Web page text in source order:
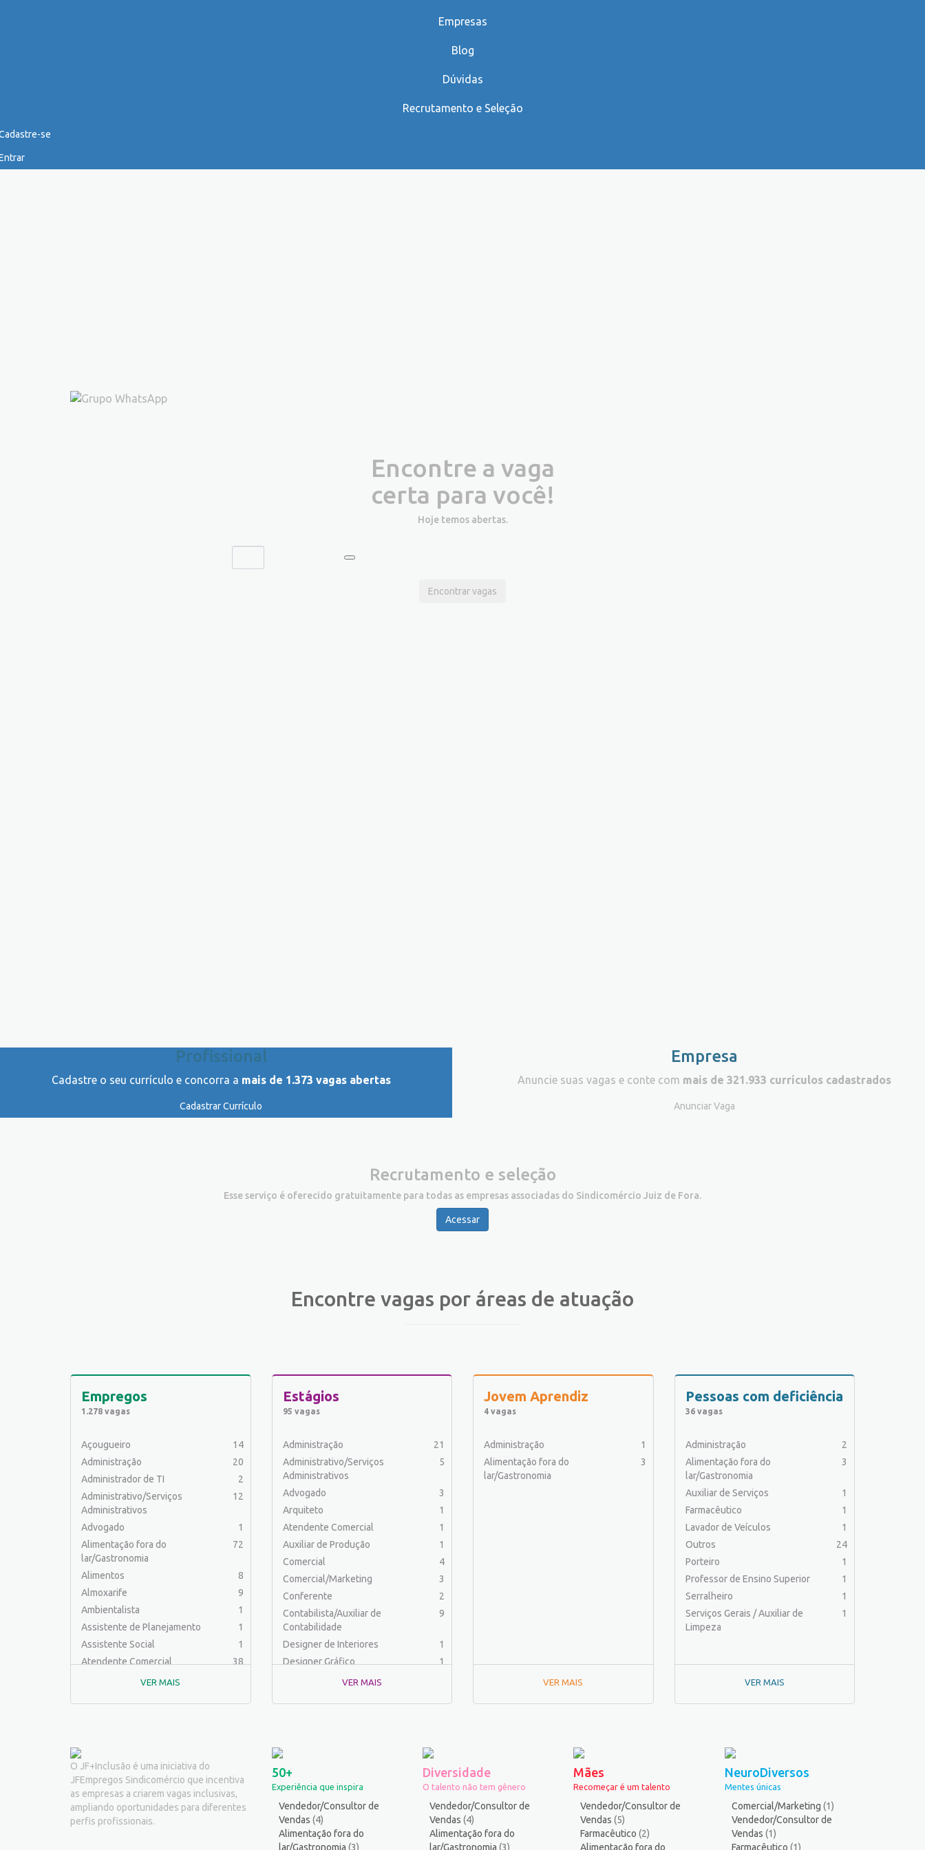
Empresas
Blog
Dúvidas
Recrutamento e Seleção
se
Encontre a vaga
certa para você!
Hoje temos abertas.
Encontrar vagas
Profissional
Cadastre o seu currículo e concorra a mais de 1.373 vagas abertas
Cadastrar Currículo
Empresa
Anuncie suas vagas e conte com mais de 321.933 currículos cadastrados
Anunciar Vaga
Recrutamento e seleção
Esse serviço é oferecido gratuitamente para todas as empresas associadas do Sindicomércio Juiz de Fora.
Acessar
Encontre vagas por áreas de atuação
Empregos
1.278 vagas
Açougueiro
14
Administração
20
Administrador de TI
2
Administrativo/Serviços
Administrativos
12
Advogado
1
Alimentação fora do
lar/Gastronomia
72
Alimentos
8
Almoxarife
9
Ambientalista
1
Assistente de Planejamento
1
Assistente Social
1
Atendente Comercial
38
Auxiliar de Cozinha
Auxiliar de Produção
Auxiliar de Serviços
21
Balconista
34
Barman
VER MAIS
Estágios
95 vagas
Administração
21
Administrativo/Serviços
Administrativos
5
Advogado
3
Arquiteto
1
Atendente Comercial
1
Auxiliar de Produção
1
Comercial
4
Comercial/Marketing
3
Conferente
2
Contabilista/Auxiliar de
Contabilidade
9
Designer de Interiores
1
Designer Gráfico
1
Educador Físico
Fotógrafo
1
Jornalista
Logística
2
Mecânico industrial
1
VER MAIS
Jovem Aprendiz
4 vagas
Administração
1
Alimentação fora do
lar/Gastronomia
3
VER MAIS
Pessoas com deficiência
36 vagas
Administração
2
Alimentação fora do
lar/Gastronomia
3
Auxiliar de Serviços
1
Farmacêutico
1
Lavador de Veículos
1
Outros
24
Porteiro
1
Professor de Ensino Superior
1
Serralheiro
1
Serviços Gerais / Auxiliar de
Limpeza
1
VER MAIS
O JF+Inclusão é uma iniciativa do
JFEmpregos Sindicomércio que incentiva
as empresas a criarem vagas inclusivas,
ampliando oportunidades para diferentes
perfis profissionais.
50+
Experiência que inspira
Vendedor/Consultor de
Vendas (4)
Alimentação fora do
lar/Gastronomia (3)
Diversidade
O talento não tem gênero
Vendedor/Consultor de
Vendas (4)
Alimentação fora do
lar/Gastronomia (3)
Mães
Recomeçar é um talento
Vendedor/Consultor de
Vendas(5)
Farmacêutico(2)
Alimentação fora do
NeuroDiversos
Mentes únicas
Comercial/Marketing (1)
Vendedor/Consultor de
Vendas (1)
Farmacêutico (1)